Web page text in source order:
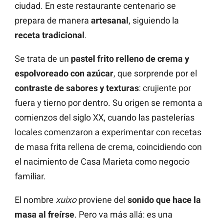
ciudad. En este restaurante centenario se
prepara de manera artesanal, siguiendo la
receta tradicional.
Se trata de un pastel frito relleno de crema y
espolvoreado con azúcar, que sorprende por el
contraste de sabores y texturas: crujiente por
fuera y tierno por dentro. Su origen se remonta a
comienzos del siglo XX, cuando las pastelerías
locales comenzaron a experimentar con recetas
de masa frita rellena de crema, coincidiendo con
el nacimiento de Casa Marieta como negocio
familiar.
El nombre xuixoproviene del sonido que hace la
masa al freírse. Pero va más allá: es una